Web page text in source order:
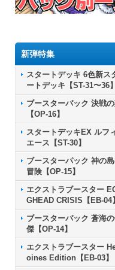
新弾特集
スタートデッキ 6色新ス
ートデッキ【ST-31〜36】
ブースターパック 決戦の
【OP-16】
スタートデッキEX ルフ
エース【ST-30】
ブースターパック 神の
冒険【OP-15】
エクストラブースター
GHEAD CRISIS【EB-04】
ブースターパック 蒼海
傑【OP-14】
エクストラブースター
oines Edition【EB-03】